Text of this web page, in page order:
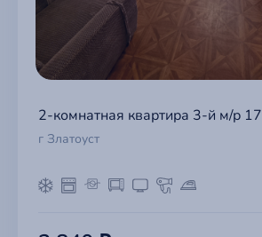
2-комнатная квартира 3-й м/р 17
г Златоуст